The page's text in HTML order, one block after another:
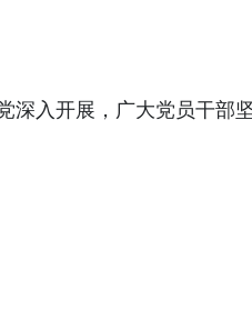
入开展，广大党员干部